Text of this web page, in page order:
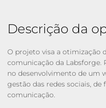
Descrição da
O projeto visa a otimização
comunicação da Labsforge.
no desenvolvimento de um
gestão das redes sociais,
comunicação.